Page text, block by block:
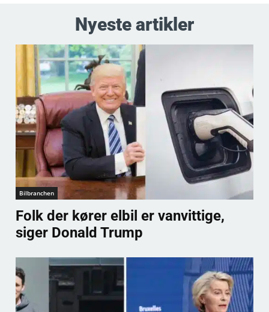
Nyeste artikler
Bilbranchen
Folk der kører elbil er vanvittige,
siger Donald Trump